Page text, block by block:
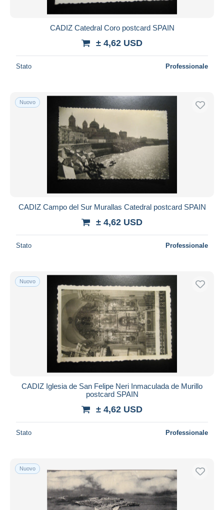
CADIZ Catedral Coro postcard SPAIN
± 4,62 USD
Stato Professionale
Nuovo
CADIZ Campo del Sur Murallas Catedral postcard SPAIN
± 4,62 USD
Stato Professionale
Nuovo
CADIZ Iglesia de San Felipe Neri Inmaculada de Murillo
postcard SPAIN
± 4,62 USD
Stato Professionale
Nuovo